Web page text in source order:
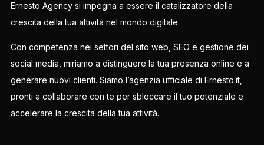
Ernesto Agency si impegna a essere il catalizzatore della
crescita della tua attività nel mondo digitale.
Con competenza nei settori del sito web, SEO e gestione dei
social media, miriamo a distinguere la tua presenza online e a
generare nuovi clienti. Siamo l’agenzia ufficiale di Ernesto.it,
pronti a collaborare con te per sbloccare il tuo potenziale e
accelerare la crescita della tua attività.